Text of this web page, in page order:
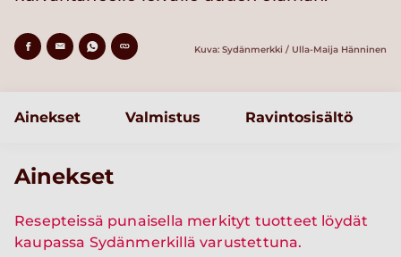
Kuva: Sydänmerkki / Ulla-Maija Hänninen
Ainekset Valmistus Ravintosisältö
Ainekset
Resepteissä punaisella merkityt tuotteet löydät
kaupassa Sydänmerkillä varustettuna.